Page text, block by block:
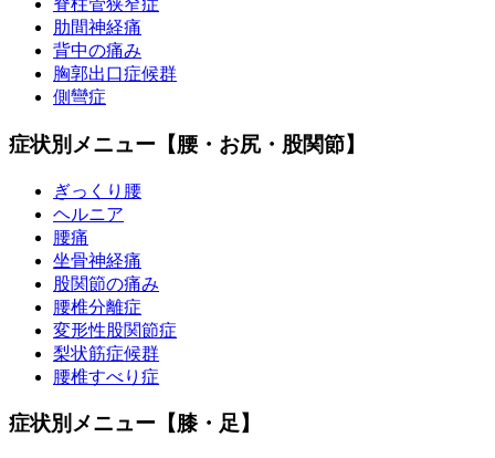
脊柱管狭窄症
肋間神経痛
背中の痛み
胸郭出口症候群
側彎症
症状別メニュー【腰・お尻・股関節】
ぎっくり腰
ヘルニア
腰痛
坐骨神経痛
股関節の痛み
腰椎分離症
変形性股関節症
梨状筋症候群
腰椎すべり症
症状別メニュー【膝・足】